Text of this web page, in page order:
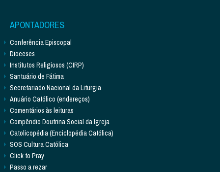
APONTADORES
Conferência Episcopal
Dioceses
Institutos Religiosos (CIRP)
Santuário de Fátima
Secretariado Nacional da Liturgia
Anuário Católico (endereços)
Comentários às leituras
Compêndio Doutrina Social da Igreja
Catolicopédia (Enciclopédia Católica)
SOS Cultura Católica
Click to Pray
Passo a rezar